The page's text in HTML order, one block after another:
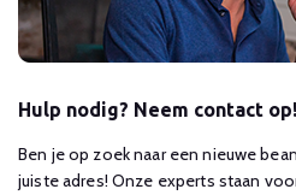
Hulp nodig? Neem contact op!
Ben je op zoek naar een nieuwe
juiste adres! Onze experts staan